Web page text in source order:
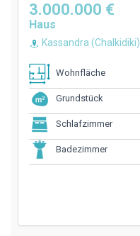
3.000.000 €
Haus
Kassandra (Chalkidiki)
Wohnfläche
Grundstück
Schlafzimmer
Badezimmer